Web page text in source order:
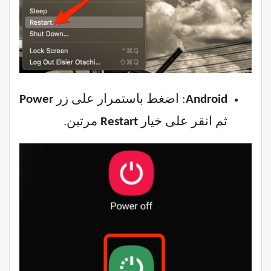
Android: اضغط باستمرار على زر Power
ثم انقر على خيار Restart مرتين.